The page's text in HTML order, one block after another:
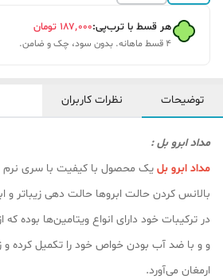
هر قسط با ترب‌پی:۱۸۷٬۰۰۰ تومان
۴ قسط ماهانه. بدون سود، چک و ضامن.
توضیحات نظرات کاربران
مداد ابرو بل :
مداد ابرو بل یک محصول با کیفیت با سری نرم
بالانس کردن حالت ابروها حالت دهی زیباتر
در ترکیبات خود دارای انواع ویتامین‌ها بوده
و و با ضد آب بودن خواص خود را تکمیل کرده و
ارمغان می‌آورد.